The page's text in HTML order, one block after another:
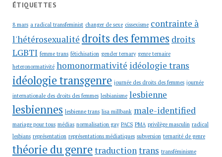
ÉTIQUETTES
8 mars a radical transfeminist changer de sexe cissexisme contrainte à
l'hétérosexualité droits des femmes droits
LGBTI femme trans fétichisation gender ternary genre ternaire
heteronormativité homonormativité idéologie trans
idéologie transgenre journée des droits des femmes journée
internationale des droits des femmes lesbianisme lesbienne
lesbiennes lesbienne trans lisa millbank male-identified
mariage pour tous médias normalisation gay PACS PMA privilège masculin radical
lesbians représentation représentations médiatiques subversion ternarité de genre
théorie du genretraductiontrans transféminisme